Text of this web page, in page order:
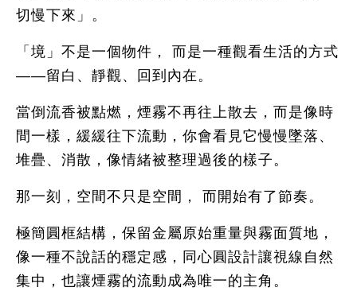
切慢下來」。
「境」不是一個物件， 而是一種觀看生活的方式
——留白、靜觀、回到內在。
當倒流香被點燃，煙霧不再往上散去，而是像時
間一樣，緩緩往下流動，你會看見它慢慢墜落、
堆疊、消散，像情緒被整理過後的樣子。
那一刻，空間不只是空間， 而開始有了節奏。
極簡圓框結構，保留金屬原始重量與霧面質地，
像一種不說話的穩定感，同心圓設計讓視線自然
集中，也讓煙霧的流動成為唯一的主角。